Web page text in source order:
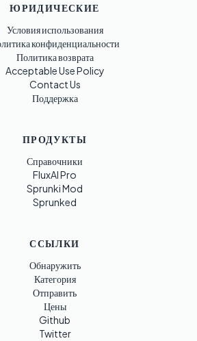
ЮРИДИЧЕСКИЕ
Условия использования
конфиденциальности
Политика возврата
Acceptable Use Policy
Contact Us
Поддержка
ПРОДУКТЫ
Справочники
FluxAI Pro
Sprunki Mod
Sprunked
ССЫЛКИ
Обнаружить
Категория
Отправить
Цены
Github
Twitter